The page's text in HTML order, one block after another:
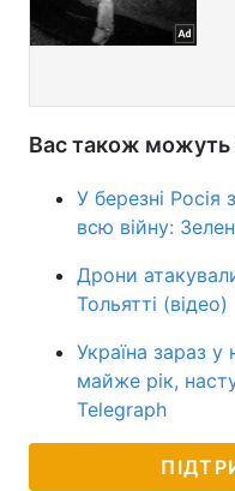
Вас також можуть
У березні Росія
всю війну:
Дрони
Тольятті (відео)
Україна зараз
майже рік,
Telegraph